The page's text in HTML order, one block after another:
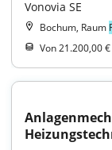
Vonovia SE
Bochum, Raum
Von 21.200,00